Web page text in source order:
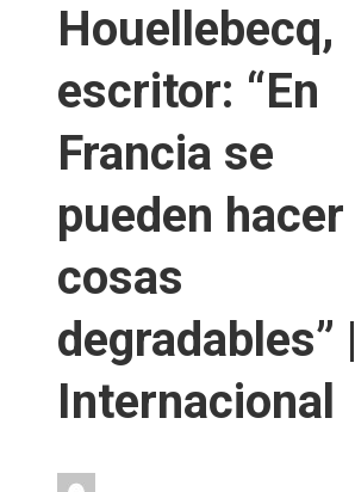
Houellebecq,
escritor: “En
Francia se
pueden hacer
cosas
degradables” |
Internacional